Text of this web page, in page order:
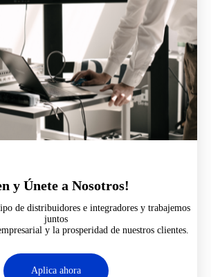
y Únete a Nosotros!
de distribuidores e integradores y trabajemos
juntos
y la prosperidad de nuestros clientes.
Aplica ahora